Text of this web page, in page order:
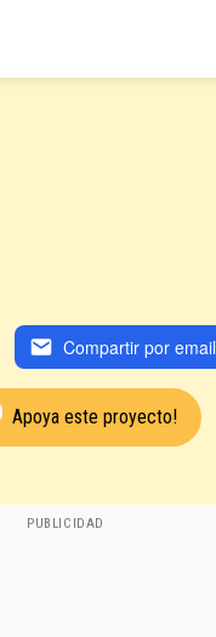
Compartir por email
Apoya este proyecto!
PUBLICIDAD